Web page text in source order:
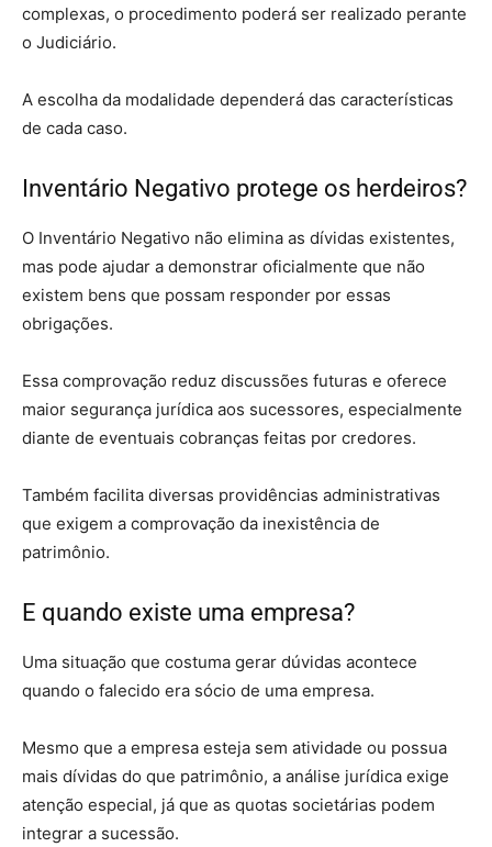
complexas, o procedimento poderá ser realizado perante
o Judiciário.
A escolha da modalidade dependerá das características
de cada caso.
Inventário Negativo protege os herdeiros?
O Inventário Negativo não elimina as dívidas existentes,
mas pode ajudar a demonstrar oficialmente que não
existem bens que possam responder por essas
obrigações.
Essa comprovação reduz discussões futuras e oferece
maior segurança jurídica aos sucessores, especialmente
diante de eventuais cobranças feitas por credores.
Também facilita diversas providências administrativas
que exigem a comprovação da inexistência de
patrimônio.
E quando existe uma empresa?
Uma situação que costuma gerar dúvidas acontece
quando o falecido era sócio de uma empresa.
Mesmo que a empresa esteja sem atividade ou possua
mais dívidas do que patrimônio, a análise jurídica exige
atenção especial, já que as quotas societárias podem
integrar a sucessão.